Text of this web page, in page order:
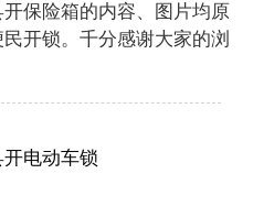
保险箱的内容、图片均原
开锁。千分感谢大家的浏
电动车锁